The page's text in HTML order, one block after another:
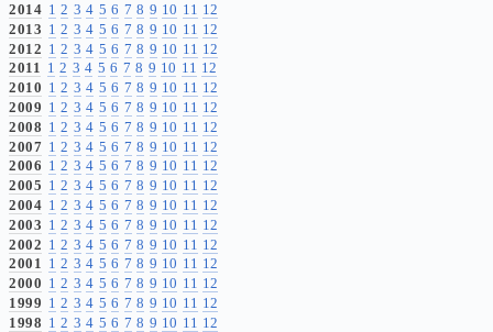
2014 1 2 3 4 5 6 7 8 9 10 11 12
2013 1 2 3 4 5 6 7 8 9 10 11 12
2012 1 2 3 4 5 6 7 8 9 10 11 12
2011 1 2 3 4 5 6 7 8 9 10 11 12
2010 1 2 3 4 5 6 7 8 9 10 11 12
2009 1 2 3 4 5 6 7 8 9 10 11 12
2008 1 2 3 4 5 6 7 8 9 10 11 12
2007 1 2 3 4 5 6 7 8 9 10 11 12
2006 1 2 3 4 5 6 7 8 9 10 11 12
2005 1 2 3 4 5 6 7 8 9 10 11 12
2004 1 2 3 4 5 6 7 8 9 10 11 12
2003 1 2 3 4 5 6 7 8 9 10 11 12
2002 1 2 3 4 5 6 7 8 9 10 11 12
2001 1 2 3 4 5 6 7 8 9 10 11 12
2000 1 2 3 4 5 6 7 8 9 10 11 12
1999 1 2 3 4 5 6 7 8 9 10 11 12
1998 1 2 3 4 5 6 7 8 9 10 11 12